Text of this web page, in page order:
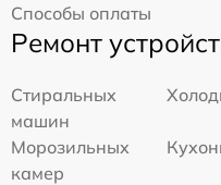
Способы оплаты
Ремонт
Стиральных
машин
Морозильных
камер